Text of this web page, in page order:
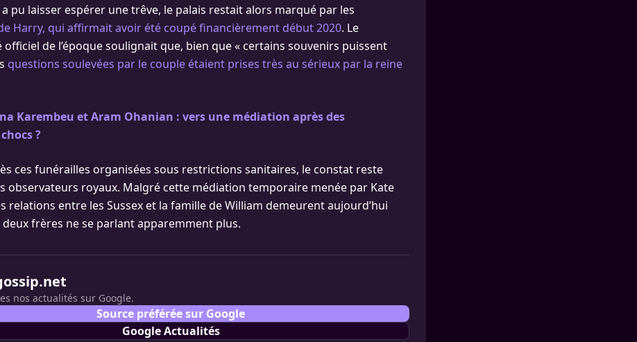
pu laisser espérer une trêve, le palais restait alors marqué par les
Harry, qui affirmait avoir été coupé financièrement début 2020. Le
de l’époque soulignait que, bien que « certains souvenirs puissent
questions soulevées par le couple étaient prises très au sérieux par la reine
Karembeu et Aram Ohanian : vers une médiation après des
?
ces funérailles organisées sous restrictions sanitaires, le constat reste
observateurs royaux. Malgré cette médiation temporaire menée par Kate
relations entre les Sussex et la famille de William demeurent aujourd’hui
frères ne se parlant apparemment plus.
nos actualités sur Google.
Source préférée sur Google
Google Actualités